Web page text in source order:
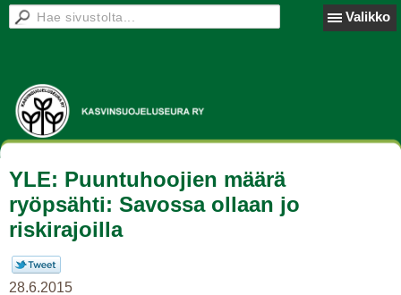
Valikko
YLE: Puuntuhoojien määrä
ryöpsähti: Savossa ollaan jo
riskirajoilla
28.6.2015